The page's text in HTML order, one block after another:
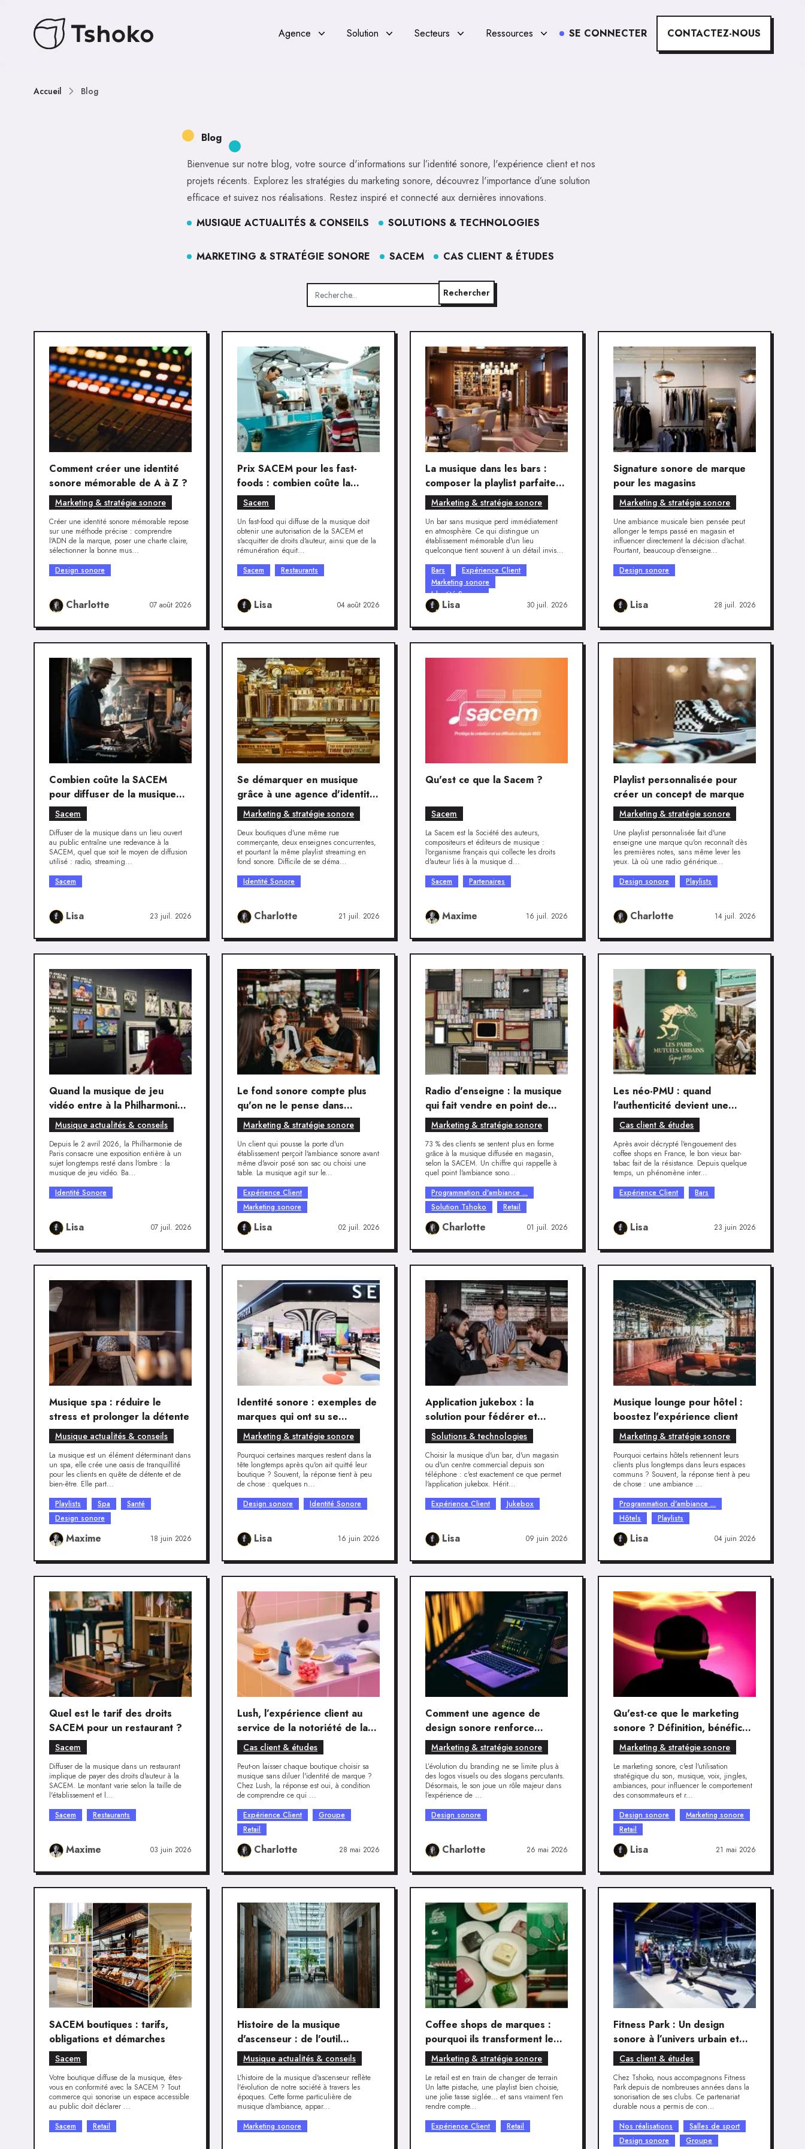
Agence Solution Secteurs Ressources SE CONNECTER CONTACTEZ-NOUS
Accueil Blog
Blog
Bienvenue sur notre blog, votre source d'informations sur l’identité sonore, l'expérience client et nos
projets récents. Explorez les stratégies du marketing sonore, découvrez l'importance d’une solution
efficace et suivez nos réalisations. Restez inspiré et connecté aux dernières innovations.
MUSIQUE ACTUALITÉS & CONSEILS
SOLUTIONS & TECHNOLOGIES
MARKETING & STRATÉGIE SONORE SACEM CAS CLIENT & ÉTUDES
Rechercher
Comment créer une identité
sonore mémorable de A à Z ?
Marketing & stratégie sonore
Créer une identité sonore mémorable repose
sur une méthode précise : comprendre
l'ADN de la marque, poser une charte claire,
sélectionner la bonne mus...
Design sonore
Charlotte 07 août 2026
Prix SACEM pour les fast-
foods : combien coûte la
musique ?
Sacem
Un fast-food qui diffuse de la musique doit
obtenir une autorisation de la SACEM et
s'acquitter de droits d'auteur, ainsi que de la
rémunération équit...
Sacem
Restaurants
Lisa 04 août 2026
La musique dans les bars :
composer la playlist parfaite
selon l'heure et l'ambiance
Marketing & stratégie sonore
Un bar sans musique perd immédiatement
en atmosphère. Ce qui distingue un
établissement mémorable d'un lieu
quelconque tient souvent à un détail invis...
Bars
Expérience Client
Marketing sonore
Identité Sonore
Lisa 30 juil. 2026
Signature sonore de marque
pour les magasins
Marketing & stratégie sonore
Une ambiance musicale bien pensée peut
allonger le temps passé en magasin et
influencer directement la décision d'achat.
Pourtant, beaucoup d'enseigne...
Design sonore
Lisa 28 juil. 2026
Combien coûte la SACEM
pour diffuser de la musique
légalement ?
Sacem
Diffuser de la musique dans un lieu ouvert
au public entraîne une redevance à la
SACEM, quel que soit le moyen de diffusion
utilisé : radio, streaming...
Sacem
Lisa 23 juil. 2026
Se démarquer en musique
grâce à une agence d'identité
sonore
Marketing & stratégie sonore
Deux boutiques d'une même rue
commerçante, deux enseignes concurrentes,
et pourtant la même playlist streaming en
fond sonore. Difficile de se déma...
Identité Sonore
Charlotte 21 juil. 2026
Qu'est ce que la Sacem ?
Sacem
La Sacem est la Société des auteurs,
compositeurs et éditeurs de musique :
l'organisme français qui collecte les droits
d'auteur liés à la musique d...
Sacem
Partenaires
Maxime 16 juil. 2026
Playlist personnalisée pour
créer un concept de marque
Marketing & stratégie sonore
Une playlist personnalisée fait d'une
enseigne une marque qu'on reconnaît dès
les premières notes, sans même lever les
yeux. Là où une radio générique...
Design sonore
Playlists
Charlotte 14 juil. 2026
Quand la musique de jeu
vidéo entre à la Philharmonie
de Paris
Musique actualités & conseils
Depuis le 2 avril 2026, la Philharmonie de
Paris consacre une exposition entière à un
sujet longtemps resté dans l'ombre : la
musique de jeu vidéo. Ba...
Identité Sonore
Lisa 07 juil. 2026
Le fond sonore compte plus
qu'on ne le pense dans
l'expérience client
Marketing & stratégie sonore
Un client qui pousse la porte d'un
établissement perçoit l'ambiance sonore avant
même d'avoir posé son sac ou choisi une
table. La musique agit sur le...
Expérience Client
Marketing sonore
Lisa 02 juil. 2026
Radio d'enseigne : la musique
qui fait vendre en point de
vente
Marketing & stratégie sonore
73 % des clients se sentent plus en forme
grâce à la musique diffusée en magasin,
selon la SACEM. Un chiffre qui rappelle à
quel point l'ambiance sono...
Programmation d'ambiance ...
Solution Tshoko
Retail
Charlotte 01 juil. 2026
Les néo-PMU : quand
l'authenticité devient une
expérience
Cas client & études
Après avoir décrypté l'engouement des
coffee shops en France, le bon vieux bar-
tabac fait de la résistance. Depuis quelque
temps, un phénomène inter...
Expérience Client
Bars
Lisa 23 juin 2026
Musique spa : réduire le
stress et prolonger la détente
Musique actualités & conseils
La musique est un élément déterminant dans
un spa, elle crée une oasis de tranquillité
pour les clients en quête de détente et de
bien-être. Elle part...
Playlists
Spa
Santé
Design sonore
Maxime 18 juin 2026
Identité sonore : exemples de
marques qui ont su se
différencier
Marketing & stratégie sonore
Pourquoi certaines marques restent dans la
tête longtemps après qu'on ait quitté leur
boutique ? Souvent, la réponse tient à peu
de chose : quelques n...
Design sonore
Identité Sonore
Lisa 16 juin 2026
Application jukebox : la
solution pour fédérer et
surprendre ses clients
Solutions & technologies
Choisir la musique d'un bar, d'un magasin
ou d'un centre commercial depuis son
téléphone : c'est exactement ce que permet
l'application jukebox. Hérit...
Expérience Client
Jukebox
Lisa 09 juin 2026
Musique lounge pour hôtel :
boostez l'expérience client
Marketing & stratégie sonore
Pourquoi certains hôtels retiennent leurs
clients plus longtemps dans leurs espaces
communs ? Souvent, la réponse tient à peu
de chose : une ambiance ...
Programmation d'ambiance ...
Hôtels
Playlists
Lisa 04 juin 2026
Quel est le tarif des droits
SACEM pour un restaurant ?
Sacem
Diffuser de la musique dans un restaurant
implique de payer des droits d'auteur à la
SACEM. Le montant varie selon la taille de
l'établissement et l...
Sacem
Restaurants
Maxime 03 juin 2026
Lush, l’expérience client au
service de la notoriété de la
marque
Cas client & études
Peut-on laisser chaque boutique choisir sa
musique sans diluer l'identité de marque ?
Chez Lush, la réponse est oui, à condition
de comprendre ce qui ...
Expérience Client
Groupe
Retail
Charlotte 28 mai 2026
Comment une agence de
design sonore renforce
l’identité de marque et
l’expérience client
Marketing & stratégie sonore
L’évolution du branding ne se limite plus à
des logos visuels ou des slogans percutants.
Désormais, le son joue un rôle majeur dans
l’expérience de ...
Design sonore
Charlotte 26 mai 2026
Qu'est-ce que le marketing
sonore ? Définition, bénéfices
et mise en œuvre pour les
professionnels
Marketing & stratégie sonore
Le marketing sonore, c'est l'utilisation
stratégique du son, musique, voix, jingles,
ambiances, pour influencer le comportement
des consommateurs et r...
Design sonore
Marketing sonore
Retail
Lisa 21 mai 2026
SACEM boutiques : tarifs,
obligations et démarches
Sacem
Votre boutique diffuse de la musique, êtes-
vous en conformité avec la SACEM ? Tout
commerce qui sonorise un espace accessible
au public doit déclarer ...
Sacem
Retail
Histoire de la musique
d'ascenseur : de l'outil
pratique à l'icône culturelle
Musique actualités & conseils
L'histoire de la musique d'ascenseur reflète
l'évolution de notre société à travers les
époques. Cette forme particulière de
musique d'ambiance, appar...
Marketing sonore
Coffee shops de marques :
pourquoi ils transforment le
retail et l’expérience client
Marketing & stratégie sonore
Le retail est en train de changer de terrain
Un latte pistache, une playlist bien choisie,
une jolie tasse siglée… et sans vraiment t’en
rendre compte...
Expérience Client
Retail
Fitness Park : Un design
sonore à l’univers urbain et
puissant pour ses salles de
sport
Cas client & études
Chez Tshoko, nous accompagnons Fitness
Park depuis de nombreuses années dans la
sonorisation de ses clubs. Ce partenariat
durable nous a permis de con...
Nos réalisations
Salles de sport
Design sonore
Groupe